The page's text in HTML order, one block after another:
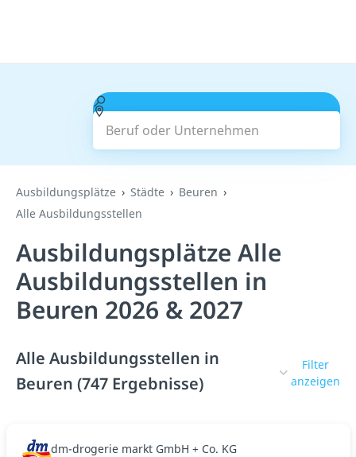
Beruf oder Unternehmen
Suchen
Ausbildungsplätze Städte
Beuren
Alle Ausbildungsstellen
Ausbildungsplätze Alle
Ausbildungsstellen in
Beuren 2026 & 2027
Alle Ausbildungsstellen in
Beuren (747 Ergebnisse)
Filter
anzeigen
dm-drogerie markt GmbH + Co. KG